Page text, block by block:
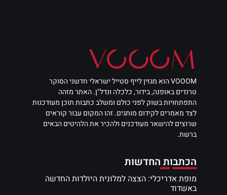
VOOOM הוא מגזין לייף סטייל ישראלי חדשני הסוקר
טרנדים באופנה, בידור, כלכלה ונדל"ן. האתר מזהה
התפתחויות בשוק לפני כולם ומשלב כתבות תוכן מעודכנות
לצד מאמרים לקידום מותגים. זהו המקום עבור קוראים
שרוצים להישאר מעודכנים ולהכיר את הלהיטים הבאים
ברשת.
הכתבות החדשות
מופת אדריכלי: הצצה למלונית היולדות החדשה
באשדוד